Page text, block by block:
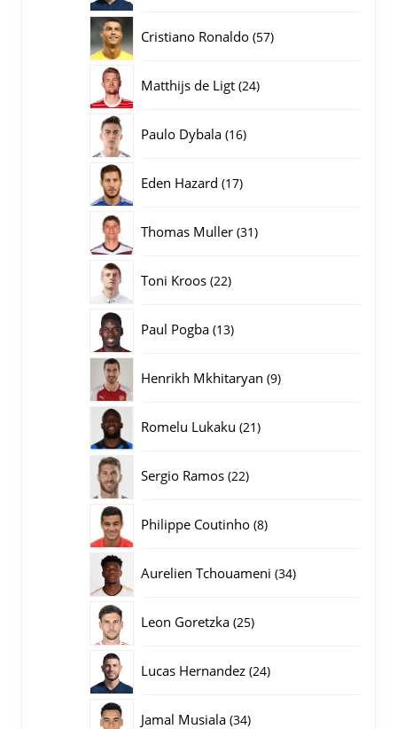
Cristiano Ronaldo 5757
Matthijs de Ligt 2424
Paulo Dybala 1616
Eden Hazard 1717
Thomas Muller 3131
Toni Kroos 2222
Paul Pogba 1313
Henrikh Mkhitaryan 99
Romelu Lukaku 2121
Sergio Ramos 2222
Philippe Coutinho 88
Aurelien Tchouameni 3434
Leon Goretzka 2525
Lucas Hernandez 2424
Jamal Musiala 3434